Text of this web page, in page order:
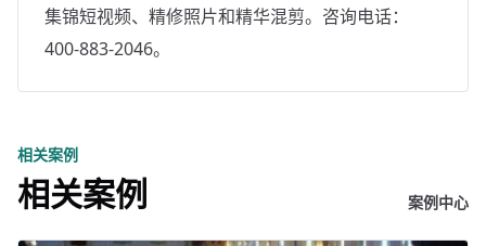
集锦短视频、精修照片和精华混剪。咨询电话：
400-883-2046。
相关案例
相关案例 案例中心